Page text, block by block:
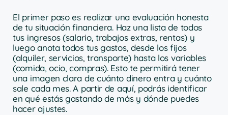
El primer paso es realizar una evaluación honesta
de tu situación financiera. Haz una lista de todos
tus ingresos (salario, trabajos extras, rentas) y
luego anota todos tus gastos, desde los fijos
(alquiler, servicios, transporte) hasta los variables
(comida, ocio, compras). Esto te permitirá tener
una imagen clara de cuánto dinero entra y cuánto
sale cada mes. A partir de aquí, podrás identificar
en qué estás gastando de más y dónde puedes
hacer ajustes.